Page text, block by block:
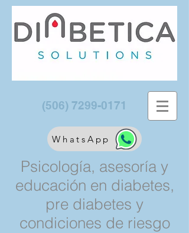
(506) 7299-0171
WhatsApp
Psicología, asesoría y
educación en diabetes,
pre diabetes y
condiciones de riesgo